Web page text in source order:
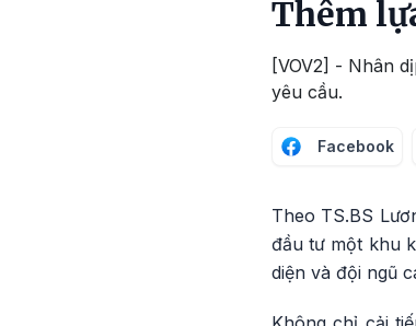
Thêm
[VOV2] - Nhân
yêu cầu.
Facebook
Theo TS.BS
đầu tư một khu
diện và đội ngũ